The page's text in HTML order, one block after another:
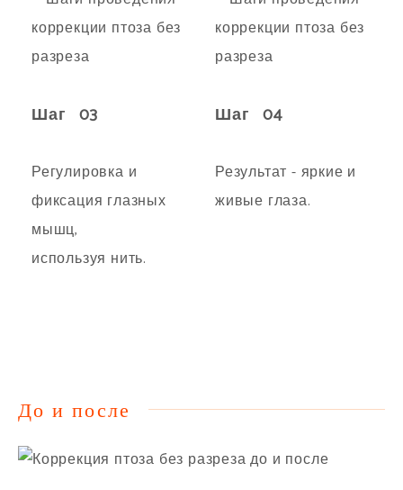
Шаг 03
Регулировка и
фиксация глазных
мышц,
используя нить.
Шаг 04
Результат - яркие и
живые глаза.
До и после